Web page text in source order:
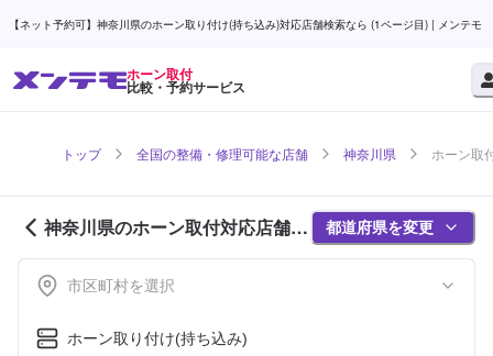
【ネット予約可】神奈川県のホーン取り付け(持ち込み)対応店舗検索なら (1ページ目) | メンテモ
ホーン取付
比較・予約サービス
トップ 全国の整備・修理可能な店舗 神奈川県 ホーン取
神奈川県のホーン取付対応店舗紹
介 (1ページ目)
都道府県を変更
市区町村を選択
ホーン取り付け(持ち込み)